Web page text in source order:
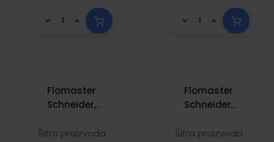
Flomaster
Schneider,
0,4 mm, indigo
Šifra proizvoda
Flomaster
Schneider,
0,4 mm, limun
Šifra proizvoda